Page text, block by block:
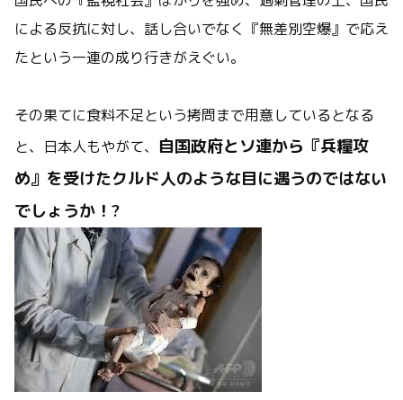
による反抗に対し、話し合いでなく『無差別空爆』で応え
たという一連の成り行きがえぐい。
その果てに食料不足という拷問まで用意しているとなる
と、日本人もやがて、 自国政府とソ連から『兵糧攻
め』を受けたクルド人のような目に遇うのではない
でしょうか！?